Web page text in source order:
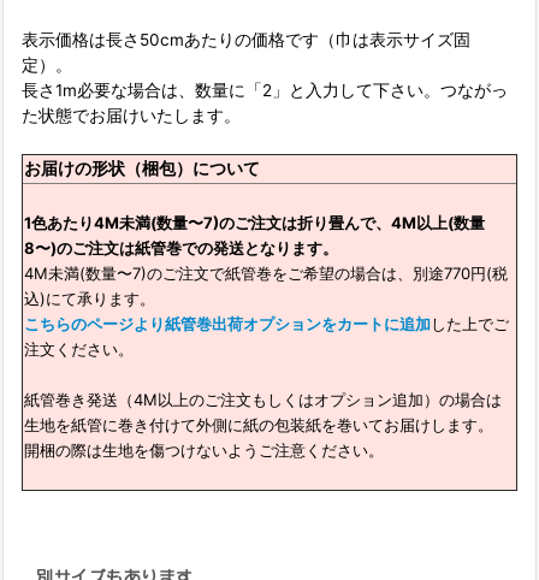
表示価格は長さ50cmあたりの価格です（巾は表示サイズ固
定）。
長さ1m必要な場合は、数量に「2」と入力して下さい。つながっ
た状態でお届けいたします。
お届けの形状（梱包）について
1色あたり4M未満(数量〜7)のご注文は折り畳んで、4M以上(数量
8〜)のご注文は紙管巻での発送となります。
4M未満(数量〜7)のご注文で紙管巻をご希望の場合は、別途770円(税
込)にて承ります。
こちらのページより紙管巻出荷オプションをカートに追加した上でご
注文ください。
紙管巻き発送（4M以上のご注文もしくはオプション追加）の場合は
生地を紙管に巻き付けて外側に紙の包装紙を巻いてお届けします。
開梱の際は生地を傷つけないようご注意ください。